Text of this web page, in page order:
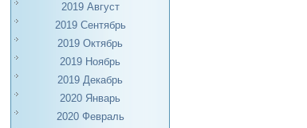
2019 Август
2019 Сентябрь
2019 Октябрь
2019 Ноябрь
2019 Декабрь
2020 Январь
2020 Февраль